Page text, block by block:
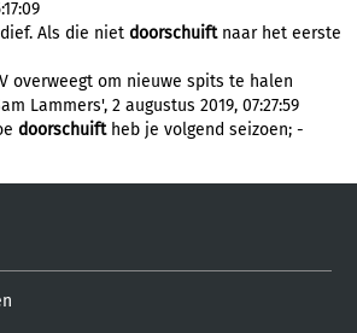
Als die niet doorschuiftnaar het eerste
overweegt om nieuwe spits te halen
Lammers', 2 augustus 2019, 07:27:59
doorschuiftheb je volgend seizoen; -